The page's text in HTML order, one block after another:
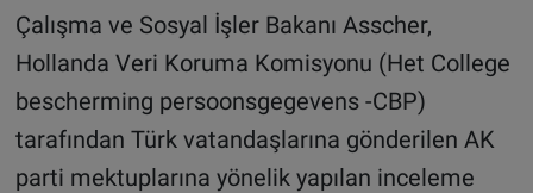
Çalışma ve Sosyal İşler Bakanı Asscher,
Hollanda Veri Koruma Komisyonu (Het College
bescherming persoonsgegevens -CBP)
tarafından Türk vatandaşlarına gönderilen AK
parti mektuplarına yönelik yapılan inceleme